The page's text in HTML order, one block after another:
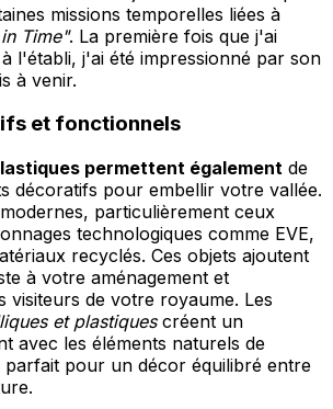
missions temporelles liées à
Time". La première fois que j'ai
l'établi, j'ai été impressionné par son
à venir.
et fonctionnels
permettent également de
décoratifs pour embellir votre vallée.
particulièrement ceux
technologiques comme EVE,
recyclés. Ces objets ajoutent
à votre aménagement et
visiteurs de votre royaume. Les
et plastiquescréent un
avec les éléments naturels de
parfait pour un décor équilibré entre